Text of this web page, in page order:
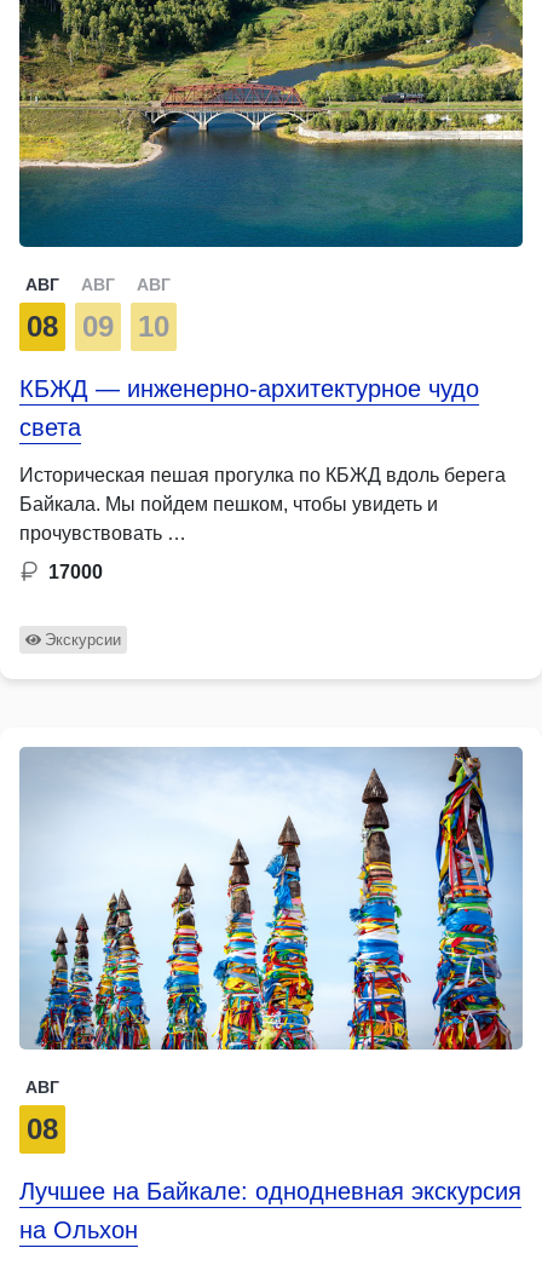
АВГ
08
АВГ
09
АВГ
10
КБЖД — инженерно-архитектурное чудо
света
Историческая пешая прогулка по КБЖД вдоль берега
Байкала. Мы пойдем пешком, чтобы увидеть и
прочувствовать …
17000
Экскурсии
АВГ
08
Лучшее на Байкале: однодневная экскурсия
на Ольхон